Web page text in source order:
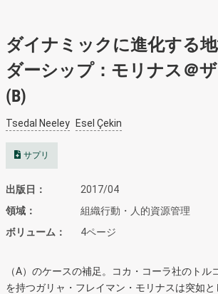
ダイナミックに進化する
ダーシップ：モリナス＠
(B)
Tsedal Neeley Esel Çekin
サプリ
出版日
2017/04
領域
組織行動・人的資源管理
ボリューム
4ページ
（A）のケースの補足。コカ・コーラ社のト
を持つガリャ・フレイマン・モリナスは突如